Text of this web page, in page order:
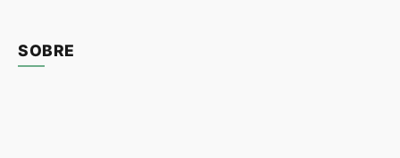
SOBRE